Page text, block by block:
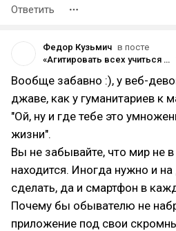
Ответить
Федор Кузьмич в посте
«Агитировать всех учиться программированию — так же глупо, как сантехническим работам»
Вообще забавно :), у веб-
джаве, как у гуманитариев к
"Ой, ну и где тебе это
жизни".
Вы не забывайте, что мир не
находится. Иногда нужно и
сделать, да и смартфон в
Почему бы обывателю не
приложение под свои